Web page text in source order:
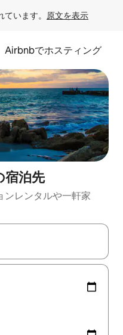
います。 原文を表示
Airbnbでホスティング
宿⁠泊⁠先
レ⁠ン⁠タ⁠ルや一⁠軒⁠家
矢印キーを使って移動するか